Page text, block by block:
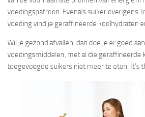
voedingspatroon. Evenals suiker overigens.
voeding vind je geraffineerde koolhydraten
Wil je gezond afvallen, dan doe je er goed
voedingsmiddelen, met al die geraffineerde
toegevoegde suikers niet meer te eten. It’s